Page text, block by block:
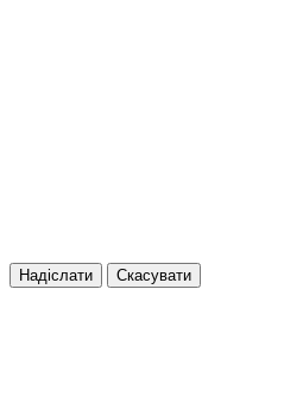
Надіслати Скасувати